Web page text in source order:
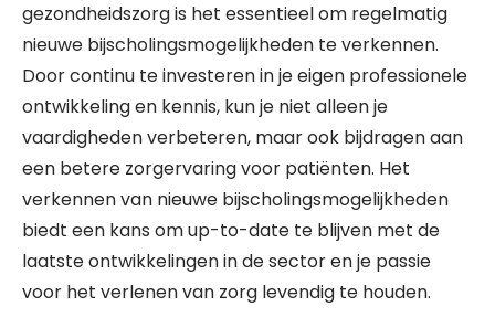
gezondheidszorg is het essentieel om regelmatig
nieuwe bijscholingsmogelijkheden te verkennen.
Door continu te investeren in je eigen professionele
ontwikkeling en kennis, kun je niet alleen je
vaardigheden verbeteren, maar ook bijdragen aan
een betere zorgervaring voor patiënten. Het
verkennen van nieuwe bijscholingsmogelijkheden
biedt een kans om up-to-date te blijven met de
laatste ontwikkelingen in de sector en je passie
voor het verlenen van zorg levendig te houden.